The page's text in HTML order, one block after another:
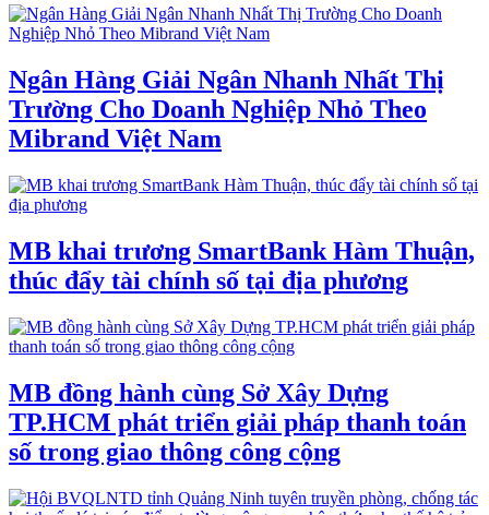
Ngân Hàng Giải Ngân Nhanh Nhất Thị
Trường Cho Doanh Nghiệp Nhỏ Theo
Mibrand Việt Nam
MB khai trương SmartBank Hàm Thuận,
thúc đẩy tài chính số tại địa phương
MB đồng hành cùng Sở Xây Dựng
TP.HCM phát triển giải pháp thanh toán
số trong giao thông công cộng